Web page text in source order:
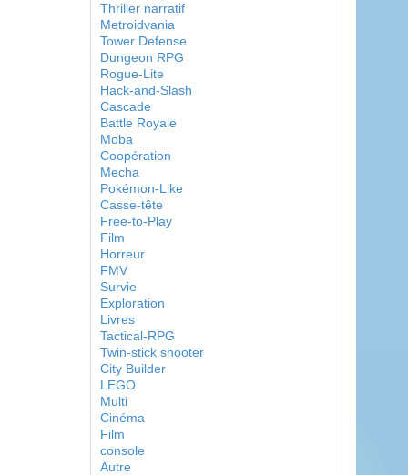
Thriller narratif
Metroidvania
Tower Defense
Dungeon RPG
Rogue-Lite
Hack-and-Slash
Cascade
Battle Royale
Moba
Coopération
Mecha
Pokémon-Like
Casse-tête
Free-to-Play
Film
Horreur
FMV
Survie
Exploration
Livres
Tactical-RPG
Twin-stick shooter
City Builder
LEGO
Multi
Cinéma
Film
console
Autre